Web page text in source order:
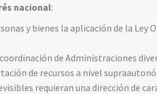
nacional:
y bienes la aplicación de la Ley
de Administraciones
de recursos a nivel
requieran una dirección de